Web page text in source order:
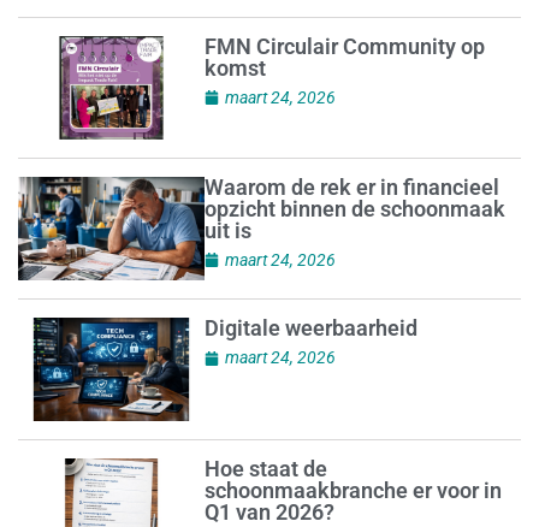
FMN Circulair Community op
komst
maart 24, 2026
Waarom de rek er in financieel
opzicht binnen de schoonmaak
uit is
maart 24, 2026
Digitale weerbaarheid
maart 24, 2026
Hoe staat de
schoonmaakbranche er voor in
Q1 van 2026?